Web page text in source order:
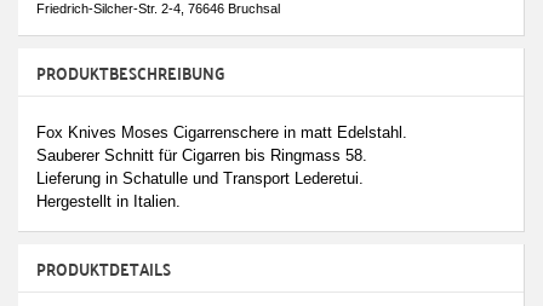
Friedrich-Silcher-Str. 2-4, 76646 Bruchsal
PRODUKTBESCHREIBUNG
Fox Knives Moses Cigarrenschere in matt Edelstahl.
Sauberer Schnitt für Cigarren bis Ringmass 58.
Lieferung in Schatulle und Transport Lederetui.
Hergestellt in Italien.
PRODUKTDETAILS